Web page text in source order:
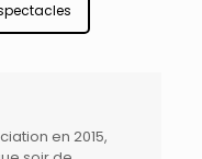
en 2015,